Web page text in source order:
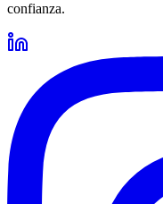
confianza.